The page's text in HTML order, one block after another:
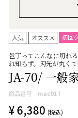
人気 オススメ 初回
包丁ってこんなに切れ
れ知らず。刃先が丸く
JA-70/ 一般
商品番号 mac017
¥6,380 税込